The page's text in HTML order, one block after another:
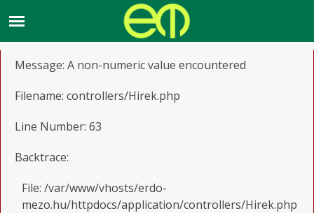
A PHP Error was encountered
Message: A non-numeric value encountered
Filename: controllers/Hirek.php
Line Number: 63
Backtrace:
File: /var/www/vhosts/erdo-
mezo.hu/httpdocs/application/controllers/Hirek.php